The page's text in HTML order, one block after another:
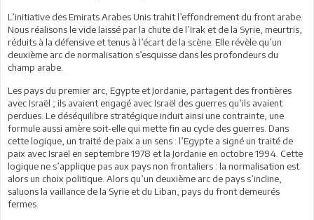
L’initiative des Emirats Arabes Unis trahit l’effondrement du front arabe.
Nous réalisons le vide laissé par la chute de l’Irak et de la Syrie, meurtris,
réduits à la défensive et tenus à l’écart de la scène. Elle révèle qu’un
deuxième arc de normalisation s’esquisse dans les profondeurs du
champ arabe.
Les pays du premier arc, Egypte et Jordanie, partagent des frontières
avec Israël ; ils avaient engagé avec Israël des guerres qu’ils avaient
perdues. Le déséquilibre stratégique induit ainsi une contrainte, une
formule aussi amère soit-elle qui mette fin au cycle des guerres. Dans
cette logique, un traité de paix a un sens : l’Egypte a signé un traité de
paix avec Israël en septembre 1978 et la Jordanie en octobre 1994. Cette
logique ne s’applique pas aux pays non frontaliers : la normalisation est
alors un choix politique. Alors qu’un deuxième arc de pays s’incline,
saluons la vaillance de la Syrie et du Liban, pays du front demeurés
fermes.